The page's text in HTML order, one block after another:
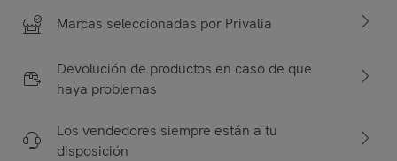
Marcas seleccionadas por Privalia
Devolución de productos en caso de que
haya problemas
Los vendedores siempre están a tu
disposición